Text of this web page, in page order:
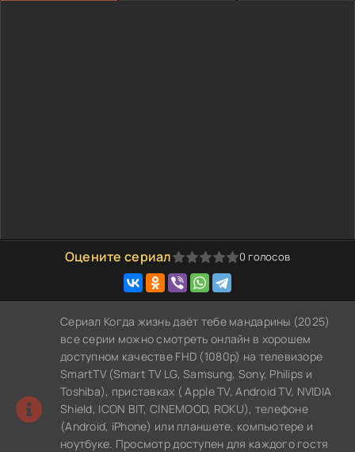
Оцените сериал
1 2 3 4 5 0 голосов
Сериал Когда жизнь даёт тебе мандарины (2025)
все серии можно смотреть онлайн в хорошем
доступном качестве FHD (1080p) на телевизоре
SmartTV (Smart TV LG, Samsung, Sony, Philips и
Toshiba), приставках ( Apple TV, Android TV, NVIDIA
Shield, ICON BIT, CINEMOOD, ROKU), телефоне
(Android, iPhone) или планшете, компьютере и
ноутбуке. Просмотр доступен для каждого гостя